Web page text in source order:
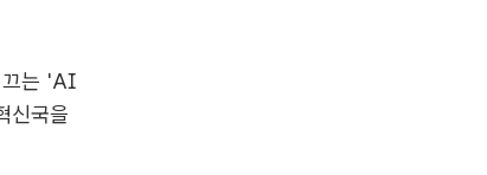
끄는 'AI
신국을